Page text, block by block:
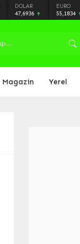
DOLAR
47,6936
EURO
55,1834
Magazin Yerel